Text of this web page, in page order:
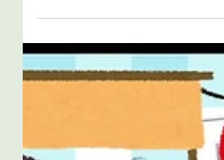
カラメル『出遅れましたが冷
た（笑）』
こんにちは！ 札幌市北区新琴似の児
イサービス カラメルです！ 朝晩は
頃。 ここにきてやっとはじめまし
ラーメン＝冷やし中華の意味合いで
ご、トマト、焼豚、カニカマを準備